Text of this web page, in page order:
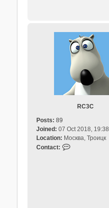
RC3C
Posts: 89
Joined: 07 Oct 2018, 19:38
Location: Москва, Троицк
Contact: